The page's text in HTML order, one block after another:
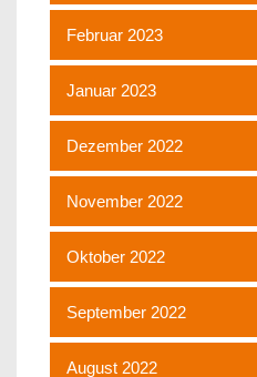
Februar 2023
Januar 2023
Dezember 2022
November 2022
Oktober 2022
September 2022
August 2022